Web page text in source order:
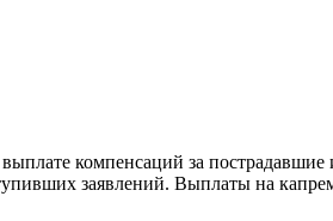
компенсаций за
заявлений. Выплаты на